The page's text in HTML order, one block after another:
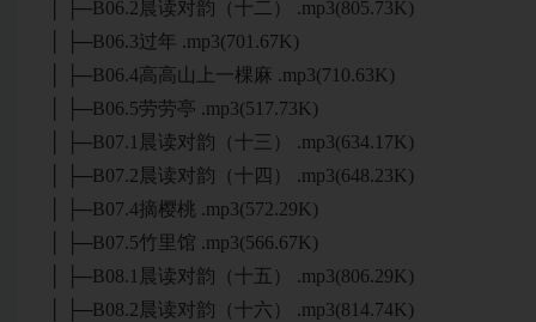
│ ├─B06.2晨读对韵（十二） .mp3(805.73K)
│ ├─B06.3过年 .mp3(701.67K)
│ ├─B06.4高高山上一棵麻 .mp3(710.63K)
│ ├─B06.5劳劳亭 .mp3(517.73K)
│ ├─B07.1晨读对韵（十三） .mp3(634.17K)
│ ├─B07.2晨读对韵（十四） .mp3(648.23K)
│ ├─B07.4摘樱桃 .mp3(572.29K)
│ ├─B07.5竹里馆 .mp3(566.67K)
│ ├─B08.1晨读对韵（十五） .mp3(806.29K)
│ ├─B08.2晨读对韵（十六） .mp3(814.74K)